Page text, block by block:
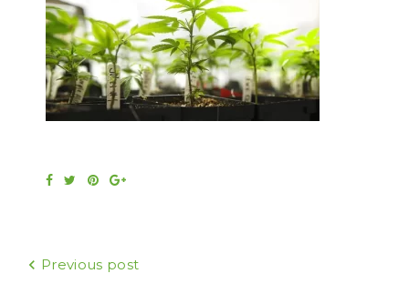
Facebook
TwitterPinterestGoogle+
Навигация
Previous post